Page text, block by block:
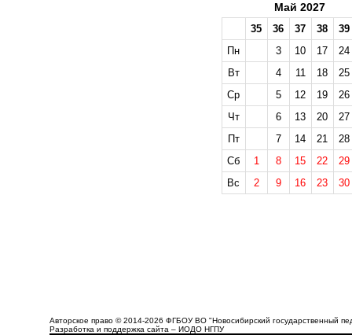
Май 2027
35 36 37 38
39
Пн
3 10 17
24
Вт
4 11 18
25
Ср
5 12 19
26
Чт
6 13 20
27
Пт
7 14 21
28
Сб
1 8 15 22
29
Вс
2 9 16 23 30
Авторское право © 2014-2026 ФГБОУ ВО "Новосибирский государственный
Разработка и поддержка сайта – ИОДО НГПУ